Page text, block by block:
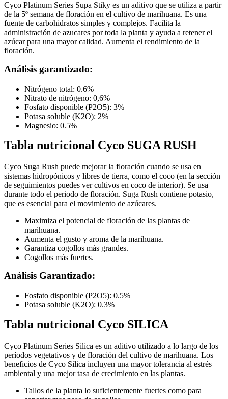
Cyco Platinum Series Supa Stiky es un aditivo que se utiliza a partir
de la 5º semana de floración en el cultivo de marihuana. Es una
fuente de carbohidratos simples y complejos. Facilita la
administración de azucares por toda la planta y ayuda a retener el
azúcar para una mayor calidad. Aumenta el rendimiento de la
floración.
Análisis garantizado:
Nitrógeno total: 0.6%
Nitrato de nitrógeno: 0,6%
Fosfato disponible (P2O5): 3%
Potasa soluble (K2O): 2%
Magnesio: 0.5%
Tabla nutricional Cyco SUGA RUSH
Cyco Suga Rush puede mejorar la floración cuando se usa en
sistemas hidropónicos y libres de tierra, como el coco (en la sección
de seguimientos puedes ver cultivos en coco de interior). Se usa
durante todo el periodo de floración. Suga Rush contiene potasio,
que es esencial para el movimiento de azúcares.
Maximiza el potencial de floración de las plantas de
marihuana.
Aumenta el gusto y aroma de la marihuana.
Garantiza cogollos más grandes.
Cogollos más fuertes.
Análisis Garantizado:
Fosfato disponible (P2O5): 0.5%
Potasa soluble (K2O): 0.3%
Tabla nutricional Cyco SILICA
Cyco Platinum Series Silica es un aditivo utilizado a lo largo de los
períodos vegetativos y de floración del cultivo de marihuana. Los
beneficios de Cyco Silica incluyen una mayor tolerancia al estrés
ambiental y una mejor tasa de crecimiento en las plantas.
Tallos de la planta lo suficientemente fuertes como para